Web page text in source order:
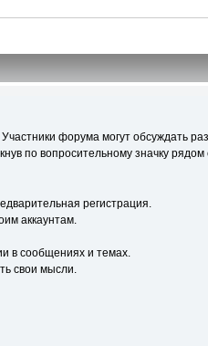
форума могут обсуждать
по вопросительному значку
регистрация.
аккаунтам.
в сообщениях и темах.
свои мысли.